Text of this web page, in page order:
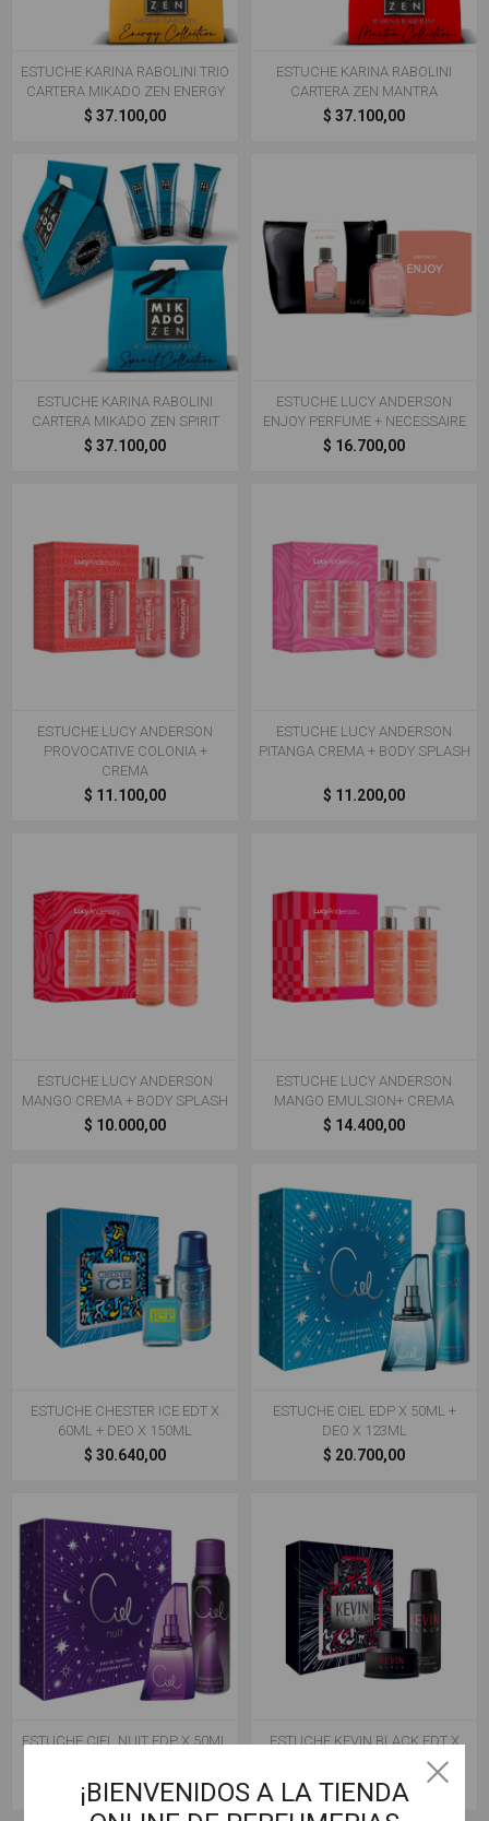
ESTUCHE KARINA RABOLINI TRIO
CARTERA MIKADO ZEN ENERGY
$ 37.100,00
ESTUCHE KARINA RABOLINI
CARTERA ZEN MANTRA
$ 37.100,00
ESTUCHE KARINA RABOLINI
CARTERA MIKADO ZEN SPIRIT
$ 37.100,00
ESTUCHE LUCY ANDERSON
ENJOY PERFUME + NECESSAIRE
$ 16.700,00
ESTUCHE LUCY ANDERSON
PROVOCATIVE COLONIA +
CREMA
$ 11.100,00
ESTUCHE LUCY ANDERSON
PITANGA CREMA + BODY SPLASH
$ 11.200,00
ESTUCHE LUCY ANDERSON
MANGO CREMA + BODY SPLASH
$ 10.000,00
ESTUCHE LUCY ANDERSON
MANGO EMULSION+ CREMA
$ 14.400,00
ESTUCHE CHESTER ICE EDT X
60ML + DEO X 150ML
$ 30.640,00
ESTUCHE CIEL EDP X 50ML +
DEO X 123ML
$ 20.700,00
ESTUCHE CIEL NUIT EDP X 50ML
$ 18.600,00
ESTUCHE KEVIN BLACK EDT X
60ML + DEO X 150ML
$ 32.670,00
¡BIENVENIDOS A LA TIENDA